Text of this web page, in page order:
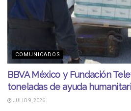
COMUNICADOS
BBVA México y Fundación
toneladas de ayuda
JULIO 9, 2026